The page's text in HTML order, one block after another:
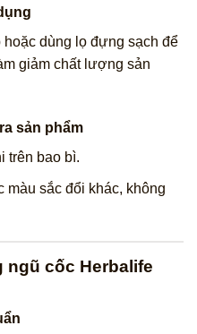
dùng lọ đựng sạch để
giảm chất lượng sản
sản phẩm
trên bao bì.
màu sắc đổi khác, không
ngũ cốc Herbalife